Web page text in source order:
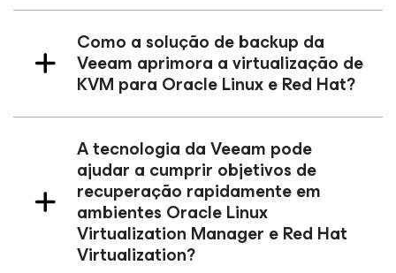
Como a solução de backup da
Veeam aprimora a virtualização de
KVM para Oracle Linux e Red Hat?
A tecnologia da Veeam pode
ajudar a cumprir objetivos de
recuperação rapidamente em
ambientes Oracle Linux
Virtualization Manager e Red Hat
Virtualization?